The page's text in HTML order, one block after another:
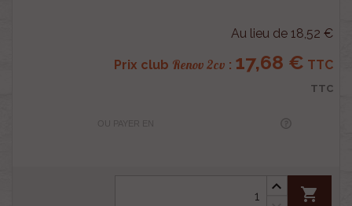
Au lieu de 18,52 €
Prix club Renov 2cv : 17,68 € TTC
TTC
OU PAYER EN
shopping_cart